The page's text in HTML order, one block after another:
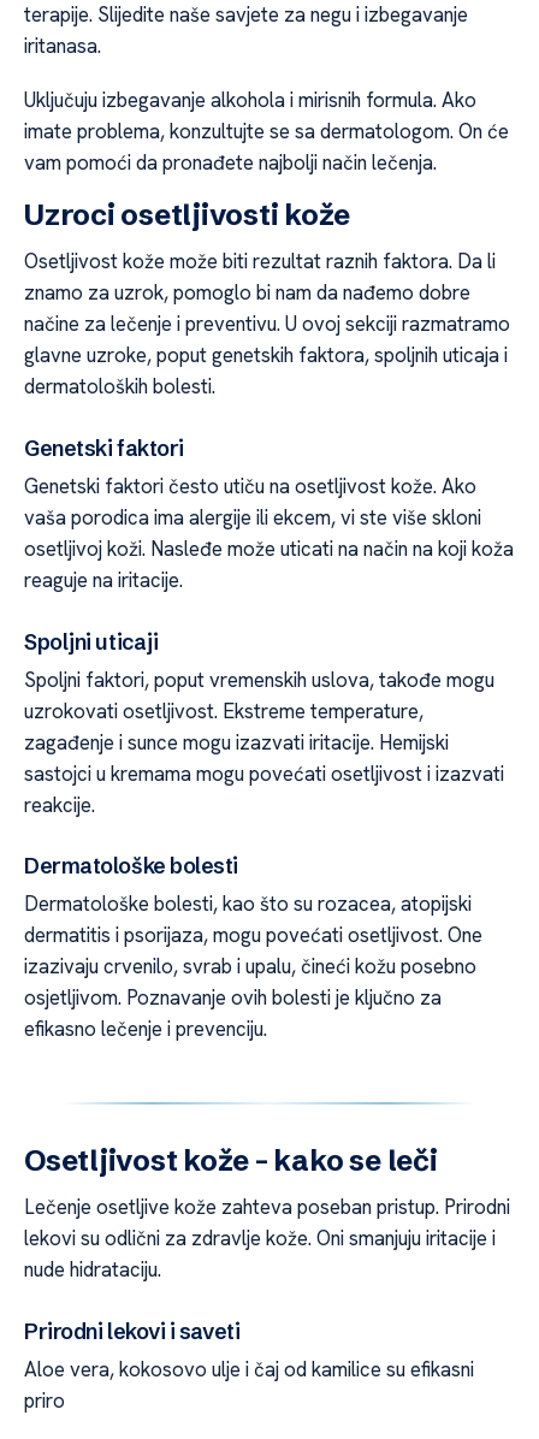
terapije. Slijedite naše savjete za negu i izbegavanje
iritanasa.
Uključuju izbegavanje alkohola i mirisnih formula. Ako
imate problema, konzultujte se sa dermatologom. On će
vam pomoći da pronađete najbolji način lečenja.
Uzroci osetljivosti kože
Osetljivost kože može biti rezultat raznih faktora. Da li
znamo za uzrok, pomoglo bi nam da nađemo dobre
načine za lečenje i preventivu. U ovoj sekciji razmatramo
glavne uzroke, poput genetskih faktora, spoljnih uticaja i
dermatoloških bolesti.
Genetski faktori
Genetski faktori često utiču na osetljivost kože. Ako
vaša porodica ima alergije ili ekcem, vi ste više skloni
osetljivoj koži. Nasleđe može uticati na način na koji koža
reaguje na iritacije.
Spoljni uticaji
Spoljni faktori, poput vremenskih uslova, takođe mogu
uzrokovati osetljivost. Ekstreme temperature,
zagađenje i sunce mogu izazvati iritacije. Hemijski
sastojci u kremama mogu povećati osetljivost i izazvati
reakcije.
Dermatološke bolesti
Dermatološke bolesti, kao što su rozacea, atopijski
dermatitis i psorijaza, mogu povećati osetljivost. One
izazivaju crvenilo, svrab i upalu, čineći kožu posebno
osjetljivom. Poznavanje ovih bolesti je ključno za
efikasno lečenje i prevenciju.
Osetljivost kože – kako se leči
Lečenje osetljive kože zahteva poseban pristup. Prirodni
lekovi su odlični za zdravlje kože. Oni smanjuju iritacije i
nude hidrataciju.
Prirodni lekovi i saveti
Aloe vera, kokosovo ulje i čaj od kamilice su efikasni
priro